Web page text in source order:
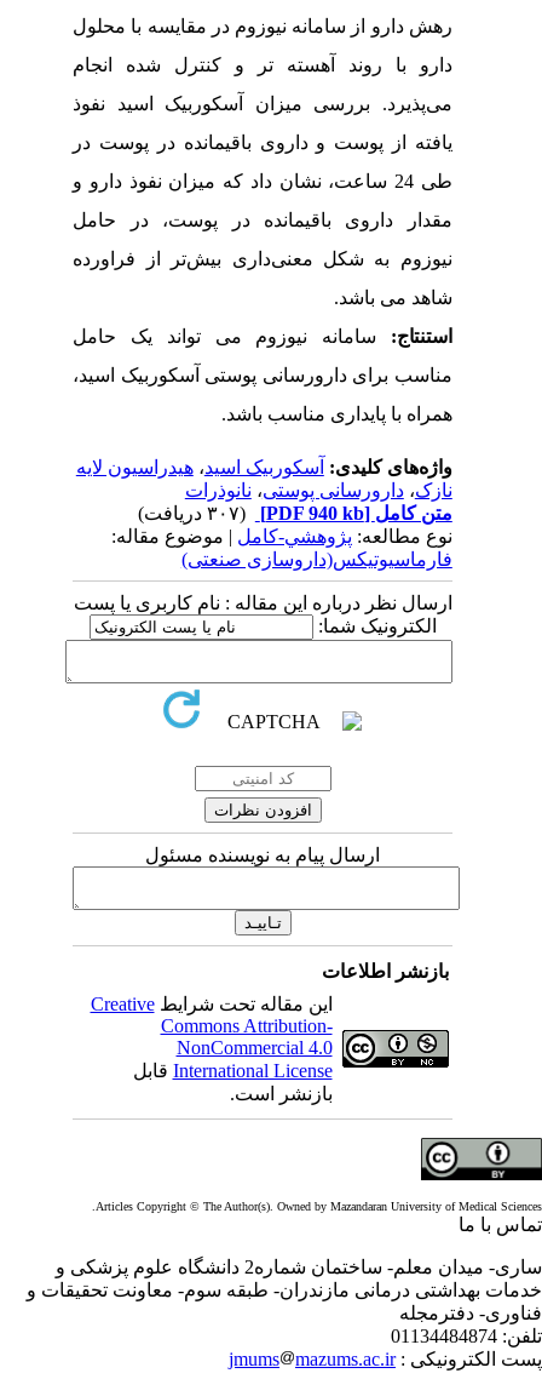
رهش دارو از سامانه نیوزوم در مقایسه با محلول
دارو با روند آهسته تر و کنترل شده انجام
می‌پذیرد. بررسی‌ میزان آسکوربیک اسید نفوذ
یافته از پوست و داروی باقیمانده در پوست در
طی 24 ساعت، نشان داد که میزان نفوذ دارو و
مقدار داروی باقیمانده در پوست، در حامل
نیوزوم به شکل معنی‌داری بیش‌تر از فراورده
شاهد می باشد.
استنتاج:
سامانه نیوزوم می تواند یک حامل
مناسب برای دارورسانی پوستی آسکوربیک اسید،
همراه با پایداری مناسب باشد.
واژه‌های کلیدی:آسکوربیک اسید،هیدراسیون لایه
نازک،دارورسانی پوستی،نانوذرات
متن کامل[PDF 940 kb]
نوع مطالعه:پژوهشي-کامل| موضوع مقاله:
فارماسیوتیکس(داروسازی صنعتی)
ارسال نظر درباره این مقاله : نام کاربری یا پست
الکترونیک شما:
ارسال پیام به نویسنده مسئول
بازنشر اطلاعات
این مقاله تحت شرایطCreative
Commons Attribution-
NonCommercial 4.0
International Licenseقابل
بازنشر است.
Articles Copyright © The Author(s). Owned by Mazandaran University of Medical
با ما
ساری- میدان معلم- ساختمان شماره2 دانشگاه علوم پزشکی و
بهداشتی درمانی مازندران- طبقه سوم- معاونت تحقیقات و
دفترمجله
01134484874
الکترونیکی :
jmums mazums.ac.ir